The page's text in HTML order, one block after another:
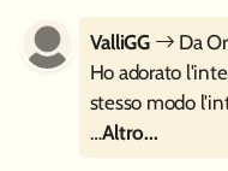
ValliGG
Da Ori a
Ho adorato
stesso modo
…Altro...